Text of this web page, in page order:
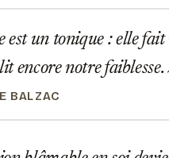
un tonique : elle
encore notre faiblesse.
BALZAC